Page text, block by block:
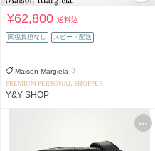
¥62,800送料込
関税負担なし スピード配送
Maison Margiela
PREMIUM PERSONAL SHOPPER
Y&Y SHOP